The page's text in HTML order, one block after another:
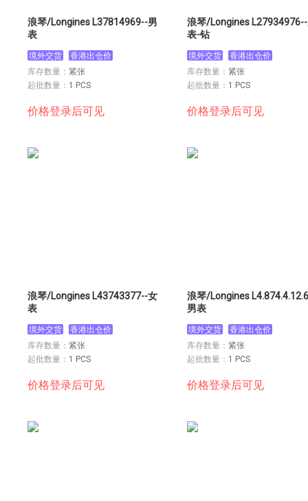
浪琴/Longines L37814969--男
表
境外交货
香港出仓价
库存数量： 紧张
起批数量： 1 PCS
价格登录后可见
浪琴/Longines
表-钻
境外交货
香港出仓价
库存数量： 紧张
起批数量： 1 PCS
价格登录后可见
浪琴/Longines L43743377--女
表
境外交货
香港出仓价
库存数量： 紧张
起批数量： 1 PCS
价格登录后可见
浪琴/Longines
男表
境外交货
香港出仓价
库存数量： 紧张
起批数量： 1 PCS
价格登录后可见